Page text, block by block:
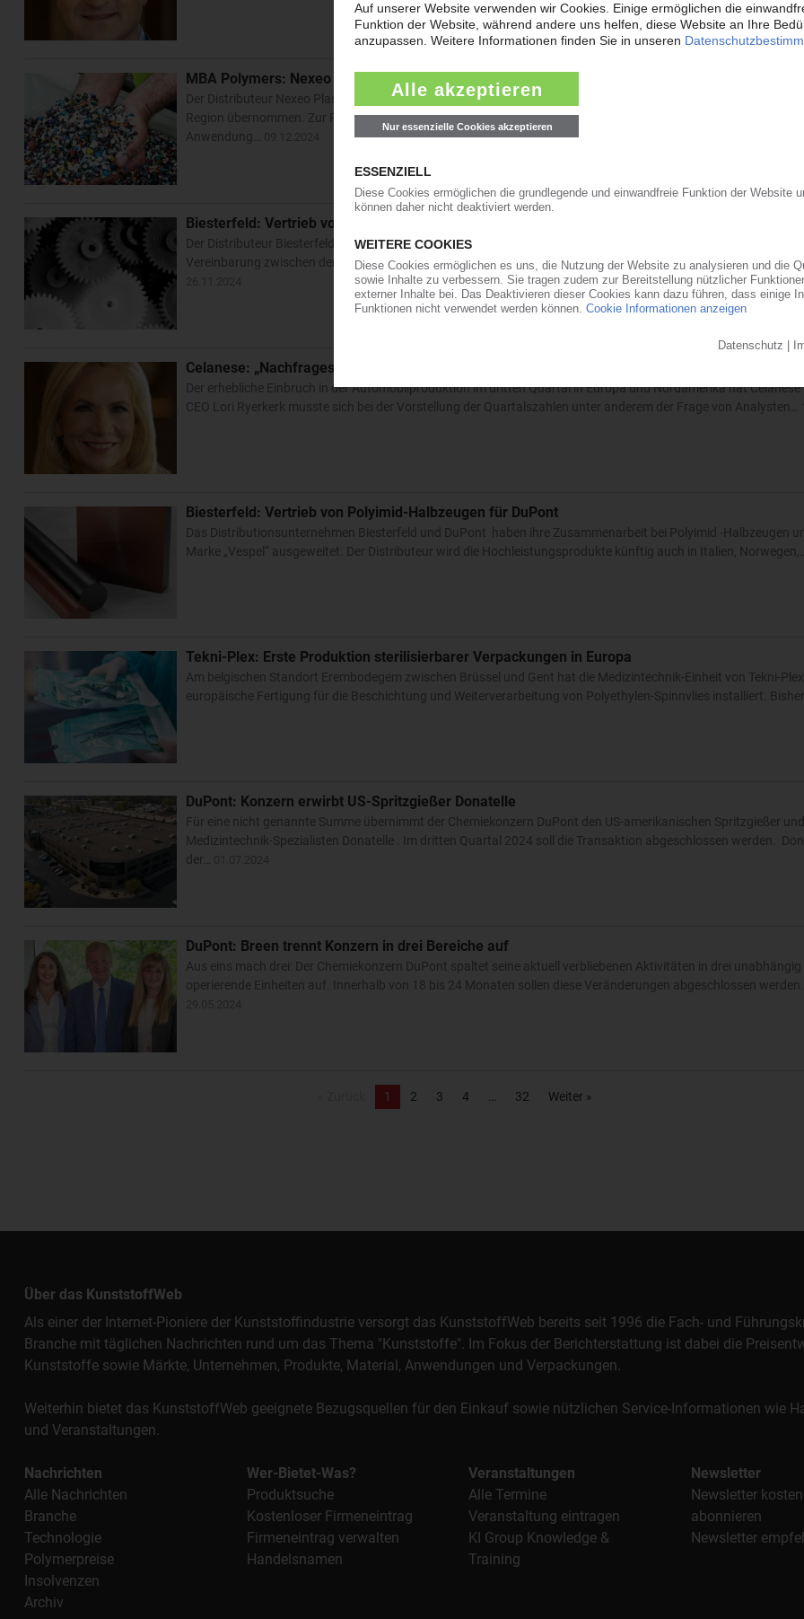
MBA Polymers: Nexeo Plastics übernimmt Vertrieb von Rezyklaten
Der Distributeur Nexeo Plastics hat den Vertrieb von mechanisch recycelten Kunststoffen von MBA Polymers in
Region übernommen. Zur Produktpalette gehören PP-, PS- und ABS-Rezyklate aus dem Post-Consumer-Bereich.
Anwendung…
Biesterfeld: Vertrieb von Delrin-POM in Nordeuropa
Der Distributeur Biesterfeld vertreibt ab sofort POM des US-Erzeugers Delrin in zahlreichen europäischen
Vereinbarung zwischen dem Hamburger Vertriebshaus und der im Sommer 2023 verkauften, früheren Sparte
Celanese: „Nachfrageschock“ im Automobilbau belastet schwer
Der erhebliche Einbruch in der Automobilproduktion im dritten Quartal in Europa und Nordamerika hat Celanese
CEO Lori Ryerkerk musste sich bei der Vorstellung der Quartalszahlen unter anderem der Frage von Analysten…
Biesterfeld: Vertrieb von Polyimid-Halbzeugen für DuPont
Das Distributionsunternehmen Biesterfeld und DuPont haben ihre Zusammenarbeit bei Polyimid -Halbzeugen
Marke „Vespel“ ausgeweitet. Der Distributeur wird die Hochleistungsprodukte künftig auch in Italien, Norwegen,…
Tekni-Plex: Erste Produktion sterilisierbarer Verpackungen in Europa
Am belgischen Standort Erembodegem zwischen Brüssel und Gent hat die Medizintechnik-Einheit von Tekni-
europäische Fertigung für die Beschichtung und Weiterverarbeitung von Polyethylen-Spinnvlies installiert.
DuPont: Konzern erwirbt US-Spritzgießer Donatelle
Für eine nicht genannte Summe übernimmt der Chemiekonzern DuPont den US-amerikanischen Spritzgießer und
Medizintechnik-Spezialisten Donatelle . Im dritten Quartal 2024 soll die Transaktion abgeschlossen werden.
der…
DuPont: Breen trennt Konzern in drei Bereiche auf
Aus eins mach drei: Der Chemiekonzern DuPont spaltet seine aktuell verbliebenen Aktivitäten in drei
operierende Einheiten auf. Innerhalb von 18 bis 24 Monaten sollen diese Veränderungen abgeschlossen werden.
1 2 3 4 32 Weiter »
Über das KunststoffWeb
Als einer der Internet-Pioniere der Kunststoffindustrie versorgt das KunststoffWeb bereits seit 1996 die Fach- und
Branche mit täglichen Nachrichten rund um das Thema "Kunststoffe". Im Fokus der Berichterstattung ist dabei die
Kunststoffe sowie Märkte, Unternehmen, Produkte, Material, Anwendungen und Verpackungen.
Weiterhin bietet das KunststoffWeb geeignete Bezugsquellen für den Einkauf sowie nützlichen Service-Informationen wie
und Veranstaltungen.
Nachrichten
Alle Nachrichten
Branche
Technologie
Polymerpreise
Insolvenzen
Archiv
Wer-Bietet-Was?
Produktsuche
Kostenloser Firmeneintrag
Firmeneintrag verwalten
Handelsnamen
Veranstaltungen
Alle Termine
Veranstaltung eintragen
KI Group Knowledge &
Training
Newsletter
Newsletter
abonnieren
Newsletter